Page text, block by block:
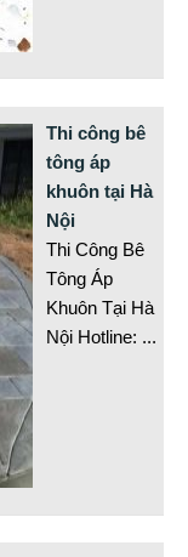
Thi công bê
tông áp
khuôn tại Hà
Nội
Thi Công Bê
Tông Áp
Khuôn Tại Hà
Nội Hotline: ...